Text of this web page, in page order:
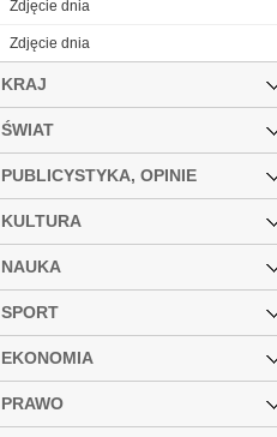
Zdjęcie dnia
Zdjęcie dnia
KRAJ
ŚWIAT
PUBLICYSTYKA, OPINIE
KULTURA
NAUKA
SPORT
EKONOMIA
PRAWO